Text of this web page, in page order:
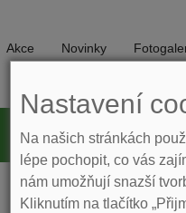
Akce Novinky
DIVADLO
Nastavení
Na našich stránkách
lépe pochopit, co vás
nám umožňují snazší
Kliknutím na tlačítko